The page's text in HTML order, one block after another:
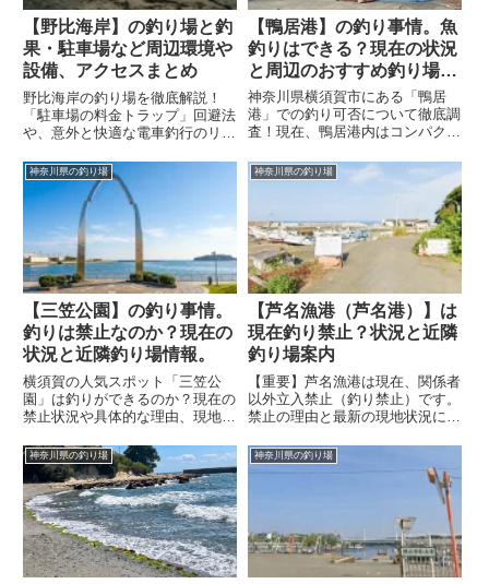
【野比海岸】の釣り場と釣
果・駐車場など周辺環境や
設備、アクセスまとめ
野比海岸の釣り場を徹底解説！
「駐車場の料金トラップ」回避法
や、意外と快適な電車釣行のリア
ラメを釣るためのポイント選び
や、根掛かり対策・トイレ情報ま
で網羅。行く前に必読の現地レポ
ートです。
【鴨居港】の釣り事情。魚
釣りはできる？現在の状況
と周辺のおすすめ釣り場情
報
神奈川県横須賀市にある「鴨居
港」での釣り可否について徹底調
査！現在、鴨居港内はコンパクト
メの天日干しなどの漁業作業を優
先するため、全域釣り禁止となっ
ています。記事ではその理由と、
すぐ隣の鴨居海岸や船釣りなどの
代替スポットをご紹介します。
神奈川県の釣り場
【三笠公園】の釣り事情。
釣りは禁止なのか？現在の
状況と近隣釣り場情報。
横須賀の人気スポット「三笠公
園」は釣りができるのか？現在の
禁止状況や具体的な理由、現地の
三笠公園で釣りができない代わり
に、すぐ近くで釣りが楽しめる
「うみかぜ公園」や「猿島」への
アクセス・代替案も併せてご紹
介。
神奈川県の釣り場
【芦名漁港（芦名港）】は
現在釣り禁止？状況と近隣
釣り場案内
【重要】芦名漁港は現在、関係者
以外立入禁止（釣り禁止）です。
禁止の理由と最新の現地状況に加
石公園」、バスなら目の前の「芦
名海岸」と、アクセス手段に応じ
た正規の代替釣り場を詳しく解説
神奈川県の釣り場 神奈川県の釣り場